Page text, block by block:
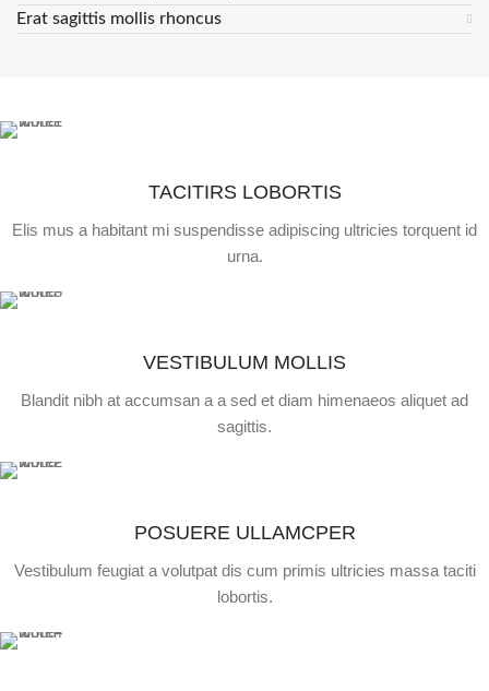
Erat sagittis mollis rhoncus
TACITIRS LOBORTIS
Elis mus a habitant mi suspendisse adipiscing ultricies torquent id
urna.
VESTIBULUM MOLLIS
Blandit nibh at accumsan a a sed et diam himenaeos aliquet ad
sagittis.
POSUERE ULLAMCPER
Vestibulum feugiat a volutpat dis cum primis ultricies massa taciti
lobortis.